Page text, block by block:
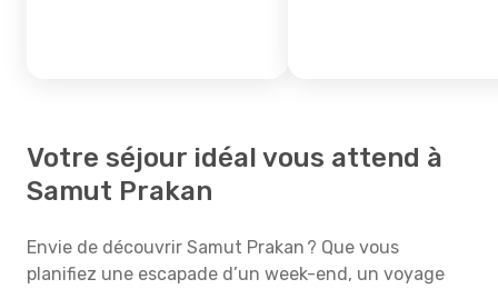
Votre séjour idéal vous attend à
Samut Prakan
Envie de découvrir Samut Prakan ? Que vous
planifiez une escapade d’un week-end, un voyage